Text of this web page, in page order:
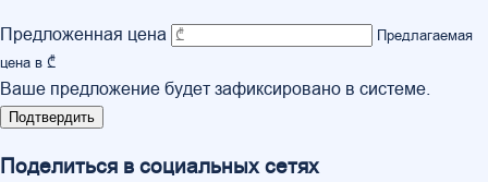
Предложенная цена
Предлагаемая
цена в ₾
Ваше предложение будет зафиксировано в системе.
Подтвердить
Поделиться в социальных сетях